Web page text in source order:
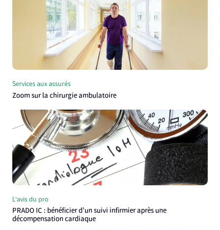
Services aux assurés
Zoom sur la chirurgie ambulatoire
L'avis du pro
PRADO IC : bénéficier d’un suivi infirmier après une
décompensation cardiaque